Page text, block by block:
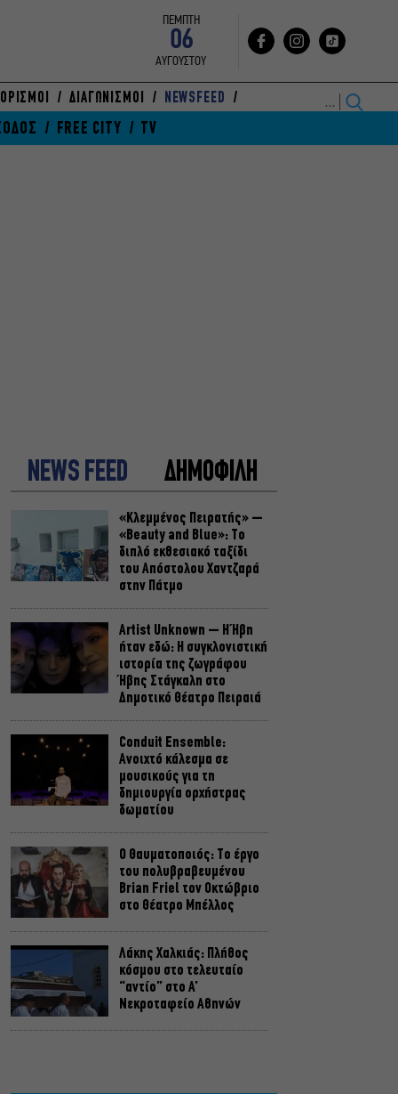
ΠΕΜΠΤΗ
06
ΑΥΓΟΥΣΤΟΥ
ΔΙΑΓΩΝΙΣΜΟΙ NEWSFEED
FREE CITY TV
NEWS FEED ΔΗΜΟΦΙΛΗ
«Κλεμμένος Πειρατής» –
«Beauty and Blue»: Το
διπλό εκθεσιακό ταξίδι
του Απόστολου Χαντζαρά
στην Πάτμο
Artist Unknown – Η Ήβη
ήταν εδώ: Η συγκλονιστική
ιστορία της ζωγράφου
Ήβης Στάγκαλη στο
Δημοτικό Θέατρο Πειραιά
Conduit Ensemble:
Ανοιχτό κάλεσμα σε
μουσικούς για τη
δημιουργία ορχήστρας
δωματίου
Ο Θαυματοποιός: Το έργο
του πολυβραβευμένου
Brian Friel τον Οκτώβριο
στο Θέατρο Μπέλλος
Λάκης Χαλκιάς: Πλήθος
κόσμου στο τελευταίο
“αντίο” στο Α’
Νεκροταφείο Αθηνών